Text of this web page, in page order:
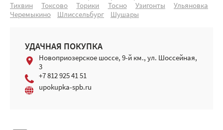
Тихвин
Токсово Торики Тосно Узигонты
Ульяновка
Черемыкино
Шлиссельбург Шушары
УДАЧНАЯ ПОКУПКА
Новоприозерское шоссе, 9-й км., ул. Шоссейная,
3
+7 812 925 41 51
upokupka-spb.ru